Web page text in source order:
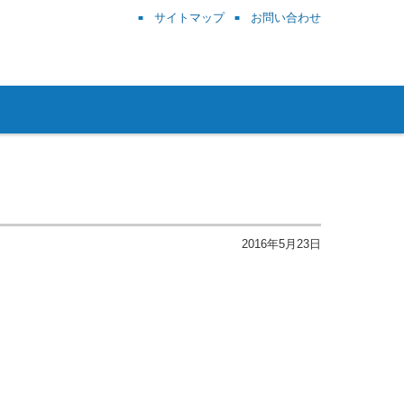
サイトマップ お問い合わせ
2016年5月23日